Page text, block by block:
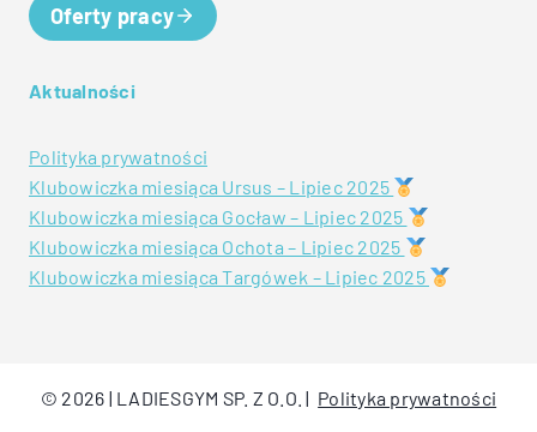
Oferty pracy
Aktualności
Polityka prywatności
Klubowiczka miesiąca Ursus – Lipiec 2025
Klubowiczka miesiąca Gocław – Lipiec 2025
Klubowiczka miesiąca Ochota – Lipiec 2025
Klubowiczka miesiąca Targówek – Lipiec 2025
© 2026 | LADIESGYM SP. Z O.O. | Polityka prywatności